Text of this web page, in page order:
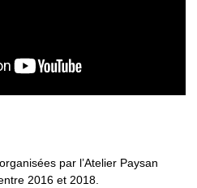
par l’Atelier Paysan
2016 et 2018.